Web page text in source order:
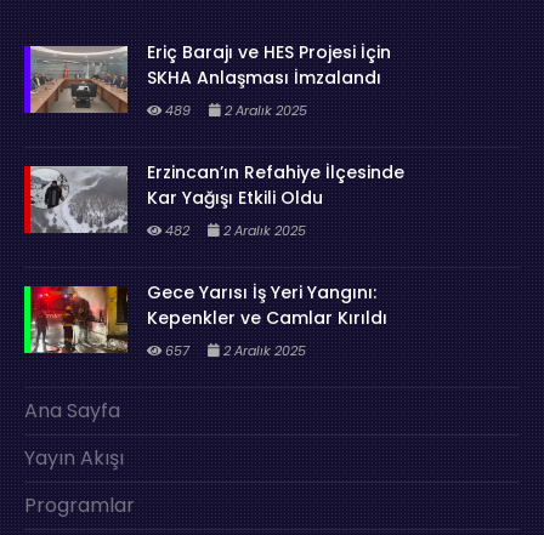
Eriç Barajı ve HES Projesi İçin
SKHA Anlaşması İmzalandı
489 2 Aralık 2025
Erzincan’ın Refahiye İlçesinde
Kar Yağışı Etkili Oldu
482 2 Aralık 2025
Gece Yarısı İş Yeri Yangını:
Kepenkler ve Camlar Kırıldı
657 2 Aralık 2025
Ana Sayfa
Yayın Akışı
Programlar